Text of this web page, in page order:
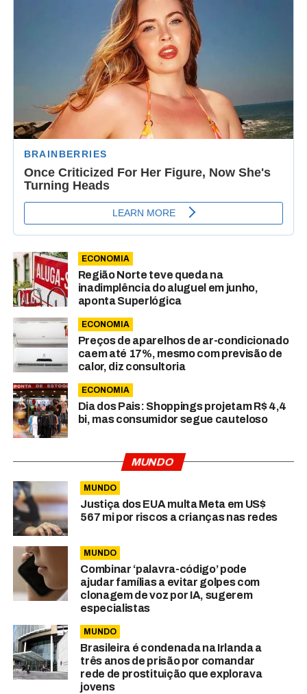
ECONOMIA
Região Norte teve queda na
inadimplência do aluguel em junho,
aponta Superlógica
ECONOMIA
Preços de aparelhos de ar-condicionado
caem até 17%, mesmo com previsão de
calor, diz consultoria
ECONOMIA
Dia dos Pais: Shoppings projetam R$ 4,4
bi, mas consumidor segue cauteloso
MUNDO
MUNDO
Justiça dos EUA multa Meta em US$
567 mi por riscos a crianças nas redes
MUNDO
Combinar ‘palavra-código’ pode
ajudar famílias a evitar golpes com
clonagem de voz por IA, sugerem
especialistas
MUNDO
Brasileira é condenada na Irlanda a
três anos de prisão por comandar
rede de prostituição que explorava
jovens